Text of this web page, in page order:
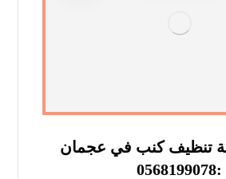
تنظيف كنب في عجمان
:0568199078